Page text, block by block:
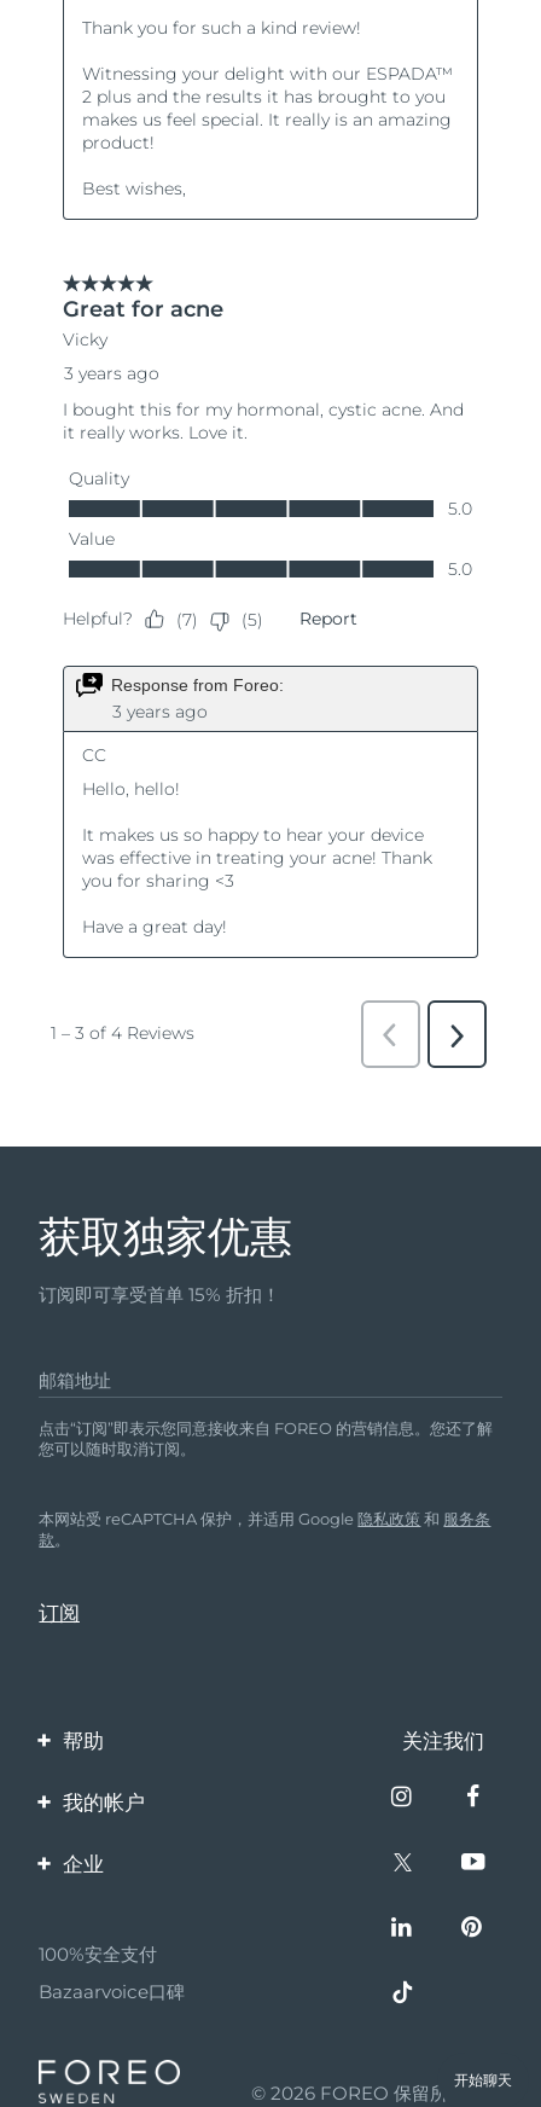
获取独家优惠
订阅即可享受首单 15% 折扣！
邮箱地址
点击“订阅”即表示您同意接收来自 FOREO 的营销信息。您还了解
您可以随时取消订阅。
本网站受 reCAPTCHA 保护，并适用 Google隐私政策 和 服务条
款。
帮助
联系我们
保修与退换货
关注我们
我的帐户
产品注册
企业
伙伴计划
联盟新闻
成为合作伙伴
100%安全支付
Bazaarvoice口碑
© 2026 FOREO 保留所有权利
开始聊天